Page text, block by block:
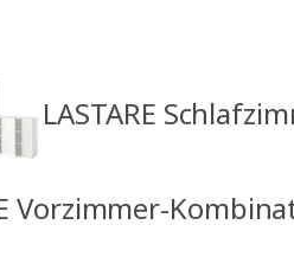
LASTARE
Vorzimmer-